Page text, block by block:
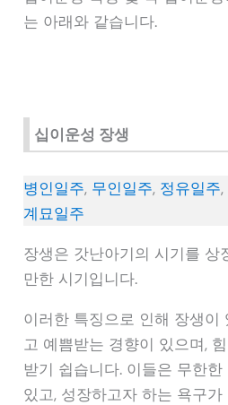
는 아래와 같습니다.
십이운성 장생
병인일주, 무인일주, 정유일주,
계묘일주
장생은 갓난아기의 시기를 상
만한 시기입니다.
이러한 특징으로 인해 장생이
고 예쁨받는 경향이 있으며,
받기 쉽습니다. 이들은 무한
있고, 성장하고자 하는 욕구